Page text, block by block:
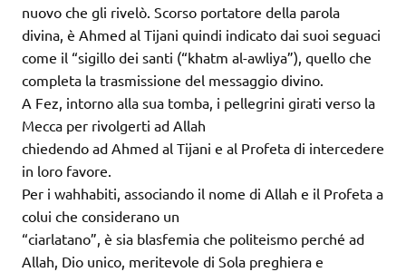
nuovo che gli rivelò. Scorso portatore della parola
divina, è Ahmed al Tijani quindi indicato dai suoi seguaci
come il “sigillo dei santi (“khatm al-awliya”), quello che
completa la trasmissione del messaggio divino.
A Fez, intorno alla sua tomba, i pellegrini girati verso la
Mecca per rivolgerti ad Allah
chiedendo ad Ahmed al Tijani e al Profeta di intercedere
in loro favore.
Per i wahhabiti, associando il nome di Allah e il Profeta a
colui che considerano un
“ciarlatano”, è sia blasfemia che politeismo perché ad
Allah, Dio unico, meritevole di Sola preghiera e